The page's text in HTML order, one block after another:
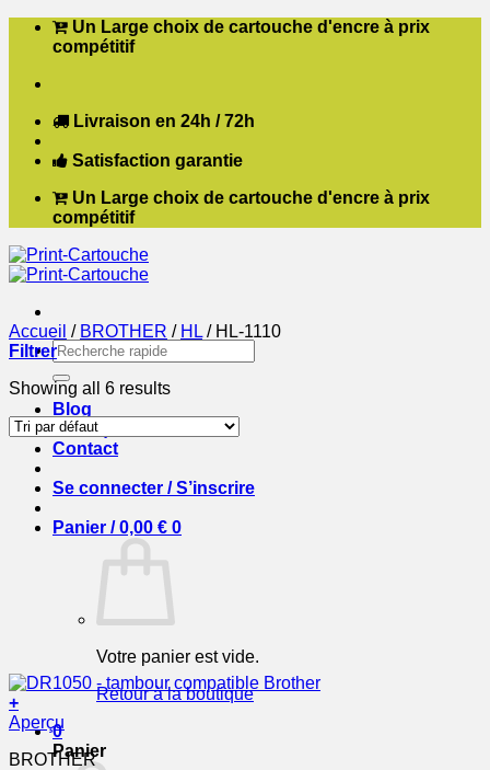
Passer Un Large choix de cartouche d'encre à prix
compétitif
Livraison en 24h / 72h
Satisfaction garantie
Un Large choix de cartouche d'encre à prix
compétitif
Recherche
pour :
Blog
Boutique
Contact
Se connecter / S’inscrire
Panier /0,00 € 0
Votre panier est vide.
Retour à la boutique
0
Panier
Accueil / BROTHER / HL /HL-1110
Filtrer
Showing all 6 results
+
Aperçu
BROTHER